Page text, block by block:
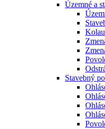
Územné a
Stavebný